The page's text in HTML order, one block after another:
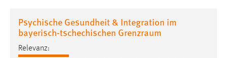
Psychische Gesundheit & Integration im
bayerisch-tschechischen Grenzraum
Relevanz:
Performance
Name:
staticfilecache